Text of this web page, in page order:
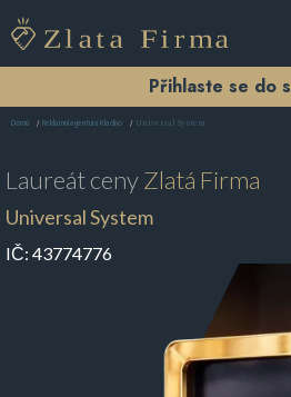
Přihlaste se do
Domů Reklamní agentura Kladno Universal System
Laureát cenyZlatá Firma
Universal System
IČ: 43774776